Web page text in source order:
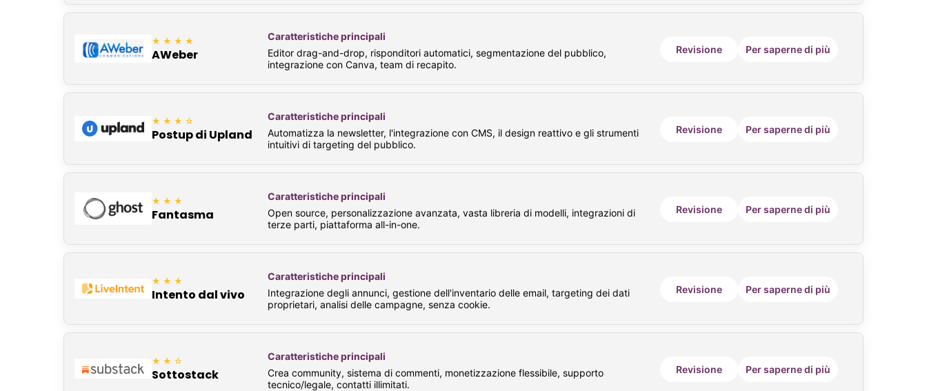
★★★★
AWeber
Caratteristiche principali
Editor drag-and-drop, risponditori automatici, segmentazione del pubblico,
integrazione con Canva, team di recapito.
Revisione Per saperne di più
★★★☆
Postup di Upland
Caratteristiche principali
Automatizza la newsletter, l'integrazione con CMS, il design reattivo e gli strumenti
intuitivi di targeting del pubblico.
Revisione Per saperne di più
★★★
Fantasma
Caratteristiche principali
Open source, personalizzazione avanzata, vasta libreria di modelli, integrazioni di
terze parti, piattaforma all-in-one.
Revisione Per saperne di più
★★★
Intento dal vivo
Caratteristiche principali
Integrazione degli annunci, gestione dell'inventario delle email, targeting dei dati
proprietari, analisi delle campagne, senza cookie.
Revisione Per saperne di più
★★☆
Sottostack
Caratteristiche principali
Crea community, sistema di commenti, monetizzazione flessibile, supporto
tecnico/legale, contatti illimitati.
Revisione Per saperne di più